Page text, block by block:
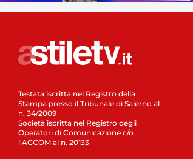
Testata iscritta nel Registro della
Stampa presso il Tribunale di Salerno al
n. 34/2009
Società iscritta nel Registro degli
Operatori di Comunicazione c/o
l’AGCOM al n. 20133